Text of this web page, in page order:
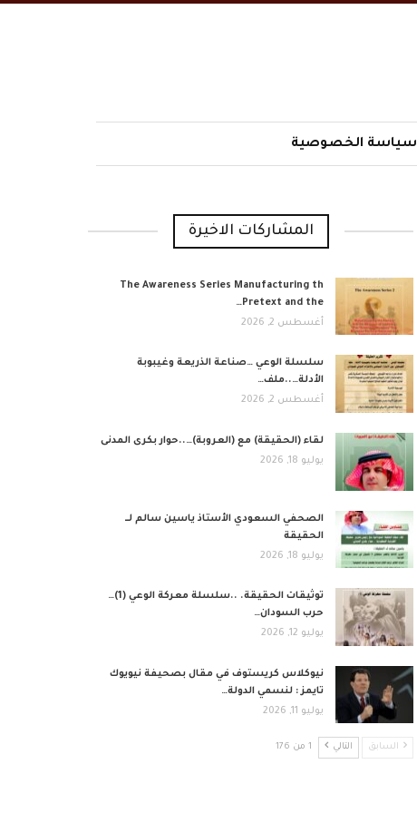
سياسة الخصوصية
المشاركات الاخيرة
The Awareness Series Manufacturing th
Pretext and the…
أغسطس 2, 2026
​سلسلة الوعي …صناعة الذريعة وغيبوبة
الأدلة…..ملف…
أغسطس 2, 2026
لقاء (الحقيقة) مع (العروبة)…..حوار بكرى المدنى
يوليو 18, 2026
الصحفي السعودي الأستاذ ياسين سالم لــ
الحقيقة
يوليو 18, 2026
توثيقات الحقيقة. ..سلسلة معركة الوعي (1)…
حرب السودان…
يوليو 12, 2026
نيوكلاس كريستوف في مقال بصحيفة نيويوك
تايمز : لنسمي الدولة…
يوليو 11, 2026
السابق التالي 1 من 176